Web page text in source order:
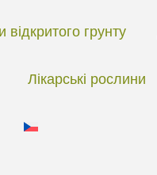
відкритого грунту
Лікарські рослини